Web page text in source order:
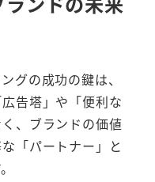
グの成功の鍵は、
告塔」や「便利な
、ブランドの価値
「パートナー」と